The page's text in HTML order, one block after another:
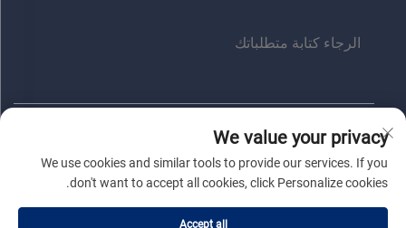
إرسال
حقوق النسخ © شركة جياشينغ أنита الكهربائية المحدودة. جميع الحقوق
We value your privacy
We use cookies and similar tools to provide our services. If you
don't want to accept all cookies, click Personalize cookies.
Accept all